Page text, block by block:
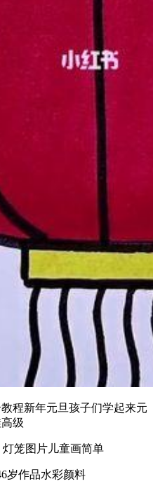
程新年元旦孩子们学起来元
级
岁作品水彩颜料